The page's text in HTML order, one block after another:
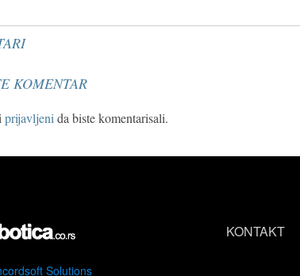
KOMENTAR
prijavljeni da biste komentarisali.
KONTAKT
Solutions